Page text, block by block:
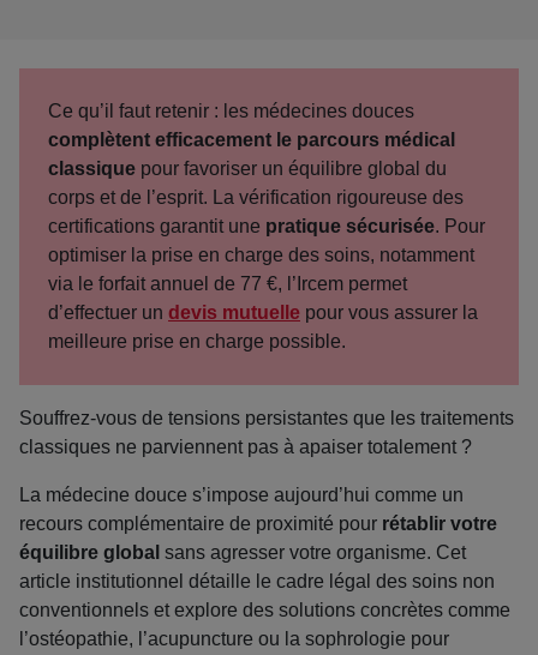
Ce qu’il faut retenir : les médecines douces
complètent efficacement le parcours médical
classique pour favoriser un équilibre global du
corps et de l’esprit. La vérification rigoureuse des
certifications garantit une pratique sécurisée. Pour
optimiser la prise en charge des soins, notamment
via le forfait annuel de 77 €, l’Ircem permet
d’effectuer un devis mutuelle pour vous assurer la
meilleure prise en charge possible.
Souffrez-vous de tensions persistantes que les traitements
classiques ne parviennent pas à apaiser totalement ?
La médecine douce s’impose aujourd’hui comme un
recours complémentaire de proximité pour rétablir votre
équilibre global sans agresser votre organisme. Cet
article institutionnel détaille le cadre légal des soins non
conventionnels et explore des solutions concrètes comme
l’ostéopathie, l’acupuncture ou la sophrologie pour